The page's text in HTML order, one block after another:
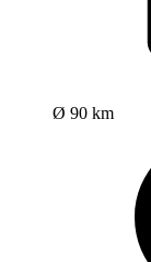
Ø 90 km